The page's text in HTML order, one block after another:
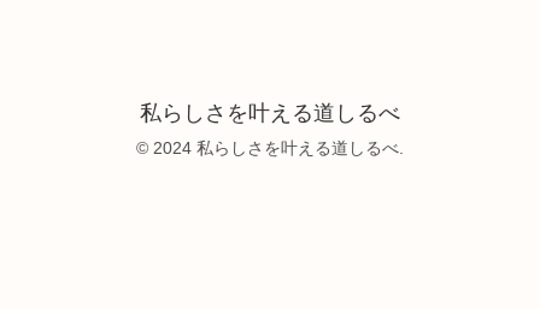
私らしさを叶える道しるべ
© 2024 私らしさを叶える道しるべ.